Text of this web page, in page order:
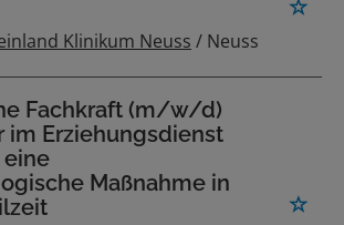
Klinikum Neuss / Neuss
Fachkraft (m/w/d)
Erziehungsdienst
Maßnahme in